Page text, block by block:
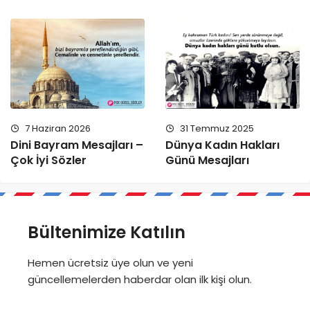
7 Haziran 2026
Dini Bayram Mesajları –
Çok İyi Sözler
31 Temmuz 2025
Dünya Kadın Hakları
Günü Mesajları
Bültenimize Katılın
Hemen ücretsiz üye olun ve yeni
güncellemelerden haberdar olan ilk kişi olun.